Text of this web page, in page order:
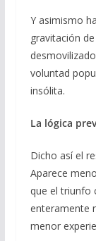
Y asimismo
gravitación
voluntad
insólita.
La lógica
Dicho así el
Aparece
que el triunfo
enteramente
menor